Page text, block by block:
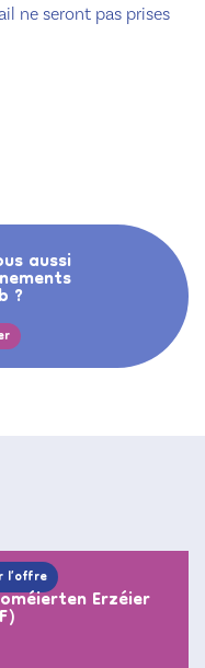
ne seront pas prises
aussi
?
l’offre
Erzéier